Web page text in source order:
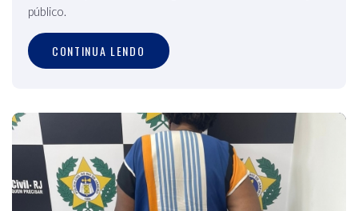
público.
CONTINUA LENDO